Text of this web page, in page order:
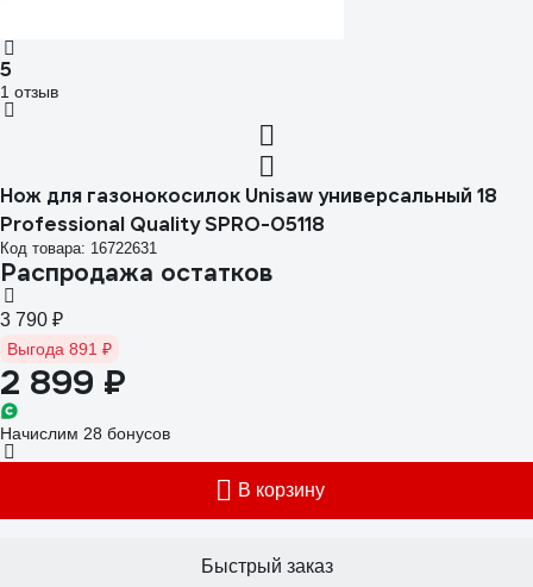
5
1 отзыв
Нож для газонокосилок Unisaw универсальный 18
Professional Quality SPRO-05118
Код товара: 16722631
Распродажа остатков
3 790 ₽
Выгода 891 ₽
2 899 ₽
Начислим 28 бонусов
В корзину
Быстрый заказ